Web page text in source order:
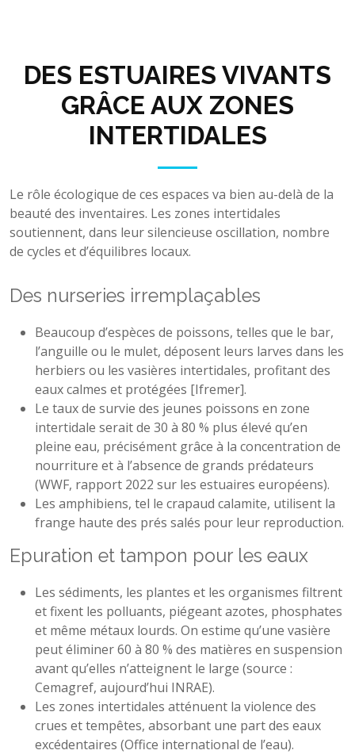
DES ESTUAIRES VIVANTS
GRÂCE AUX ZONES
INTERTIDALES
Le rôle écologique de ces espaces va bien au-delà de la
beauté des inventaires. Les zones intertidales
soutiennent, dans leur silencieuse oscillation, nombre
de cycles et d’équilibres locaux.
Des nurseries irremplaçables
Beaucoup d’espèces de poissons, telles que le bar,
l’anguille ou le mulet, déposent leurs larves dans les
herbiers ou les vasières intertidales, profitant des
eaux calmes et protégées [Ifremer].
Le taux de survie des jeunes poissons en zone
intertidale serait de 30 à 80 % plus élevé qu’en
pleine eau, précisément grâce à la concentration de
nourriture et à l’absence de grands prédateurs
(WWF, rapport 2022 sur les estuaires européens).
Les amphibiens, tel le crapaud calamite, utilisent la
frange haute des prés salés pour leur reproduction.
Epuration et tampon pour les eaux
Les sédiments, les plantes et les organismes filtrent
et fixent les polluants, piégeant azotes, phosphates
et même métaux lourds. On estime qu’une vasière
peut éliminer 60 à 80 % des matières en suspension
avant qu’elles n’atteignent le large (source :
Cemagref, aujourd’hui INRAE).
Les zones intertidales atténuent la violence des
crues et tempêtes, absorbant une part des eaux
excédentaires (Office international de l’eau).